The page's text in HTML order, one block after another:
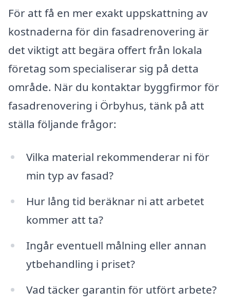
För att få en mer exakt uppskattning av
kostnaderna för din fasadrenovering är
det viktigt att begära offert från lokala
företag som specialiserar sig på detta
område. När du kontaktar byggfirmor för
fasadrenovering i Örbyhus, tänk på att
ställa följande frågor:
Vilka material rekommenderar ni för
min typ av fasad?
Hur lång tid beräknar ni att arbetet
kommer att ta?
Ingår eventuell målning eller annan
ytbehandling i priset?
Vad täcker garantin för utfört arbete?